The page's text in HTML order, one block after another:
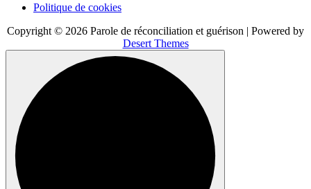
Politique de cookies
Copyright © 2026 Parole de réconciliation et guérison | Powered by
Desert Themes